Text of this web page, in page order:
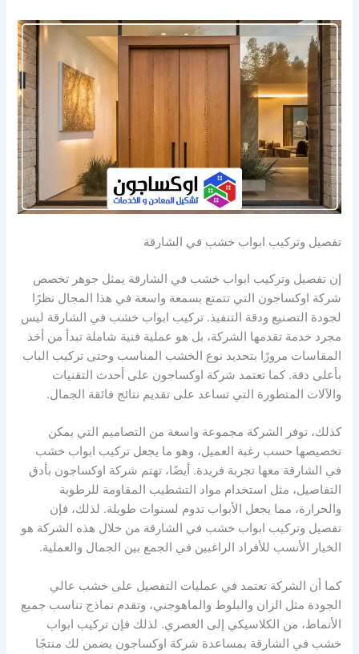
تفصيل وتركيب ابواب خشب في الشارقة
إن تفصيل وتركيب ابواب خشب في الشارقة يمثل جوهر تخصص
شركة اوكساجون التي تتمتع بسمعة واسعة في هذا المجال نظرًا
لجودة التصنيع ودقة التنفيذ. تركيب ابواب خشب في الشارقة ليس
مجرد خدمة تقدمها الشركة، بل هو عملية فنية شاملة تبدأ من أخذ
المقاسات مرورًا بتحديد نوع الخشب المناسب وحتى تركيب الباب
بأعلى دقة. كما تعتمد شركة اوكساجون على أحدث التقنيات
والآلات المتطورة التي تساعد على تقديم نتائج فائقة الجمال.
كذلك، توفر الشركة مجموعة واسعة من التصاميم التي يمكن
تخصيصها حسب رغبة العميل، وهو ما يجعل تركيب ابواب خشب
في الشارقة معها تجربة فريدة. أيضًا، تهتم شركة اوكساجون بأدق
التفاصيل، مثل استخدام مواد التشطيب المقاومة للرطوبة
والحرارة، مما يجعل الأبواب تدوم لسنوات طويلة. لذلك، فإن
تفصيل وتركيب ابواب خشب في الشارقة من خلال هذه الشركة هو
الخيار الأنسب للأفراد الراغبين في الجمع بين الجمال والعملية.
كما أن الشركة تعتمد في عمليات التفصيل على خشب عالي
الجودة مثل الزان والبلوط والماهوجني، وتقدم نماذج تناسب جميع
الأنماط، من الكلاسيكي إلى العصري. لذلك فإن تركيب ابواب
خشب في الشارقة بمساعدة شركة اوكساجون يضمن لك منتجًا